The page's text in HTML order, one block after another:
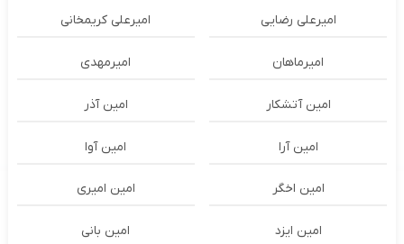
امیرعلی رضایی امیرعلی کریمخانی
امیرماهان امیرمهدی
امین آتشکار امین آذر
امین آرا امین آوا
امین اخگر امین امیری
امین ایزد امین بانی